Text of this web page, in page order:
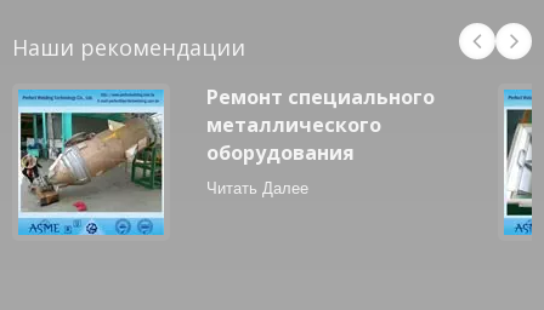
Наши рекомендации
Ремонт специального
металлического
оборудования
Читать Далее